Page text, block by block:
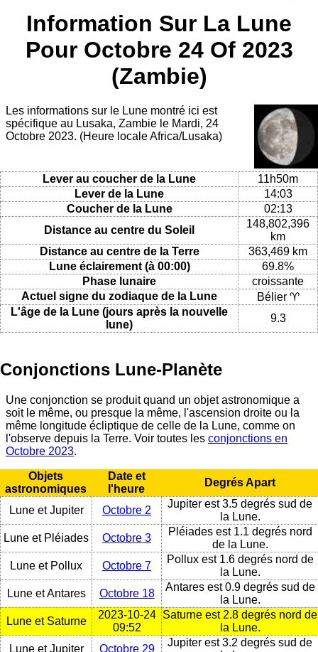
Information Sur La Lune
Pour Octobre 24 Of 2023
(Zambie)
Les informations sur le Lune montré ici est
spécifique au Lusaka, Zambie le Mardi, 24
Octobre 2023. (Heure locale Africa/Lusaka)
Lever au coucher de la Lune
11h50m
Lever de la Lune
14:03
Coucher de la Lune
02:13
Distance au centre du Soleil
148,802,396
km
Distance au centre de la Terre
363,469 km
Lune éclairement (à 00:00)
69.8%
Phase lunaire
croissante
Actuel signe du zodiaque de la Lune
Bélier ♈
L'âge de la Lune (jours après la nouvelle
lune)
9.3
Conjonctions Lune-Planète
Une conjonction se produit quand un objet astronomique a
soit le même, ou presque la même, l'ascension droite ou la
même longitude écliptique de celle de la Lune, comme on
l'observe depuis la Terre. Voir toutes les conjonctions en
Octobre 2023.
Objets
astronomiques
Date et
l'heure
Degrés Apart
Lune et Jupiter Octobre 2
Jupiter est 3.5 degrés sud de
la Lune.
Lune et Pléiades
Octobre 3
Pléiades est 1.1 degrés nord
de la Lune.
Lune et Pollux
Octobre 7
Pollux est 1.6 degrés nord de
la Lune.
Lune et Antares
Octobre 18
Antares est 0.9 degrés sud de
la Lune.
Lune et Saturne
2023-10-24
09:52
Saturne est 2.8 degrés nord de
la Lune.
Lune et Jupiter
Octobre 29
Jupiter est 3.2 degrés sud de